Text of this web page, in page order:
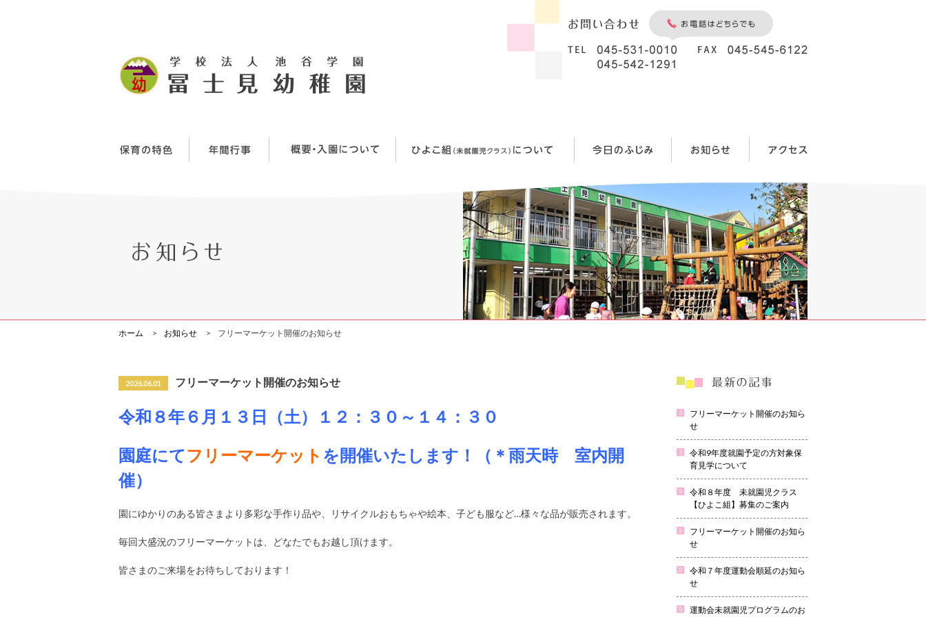
ホーム お知らせ フリーマーケット開催のお知らせ
2026.06.01 フリーマーケット開催のお知らせ
令和８年６月１３日（土）１２：３０～１４：３０
園庭にてフリーマーケット を開催いたします！（＊雨天時 室内開
催）
園にゆかりのある皆さまより多彩な手作り品や、リサイクルおもちゃや絵本、子ども服など…様々な品が販売されます。
毎回大盛況のフリーマーケットは、どなたでもお越し頂けます。
皆さまのご来場をお待ちしております！
フリーマーケット開催のお知ら
せ
令和9年度就園予定の方対象保
育見学について
令和８年度 未就園児クラス
【ひよこ組】募集のご案内
フリーマーケット開催のお知ら
せ
令和７年度運動会順延のお知ら
せ
運動会未就園児プログラムのお